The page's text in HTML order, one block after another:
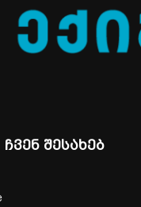
ჩვენ შესახებ